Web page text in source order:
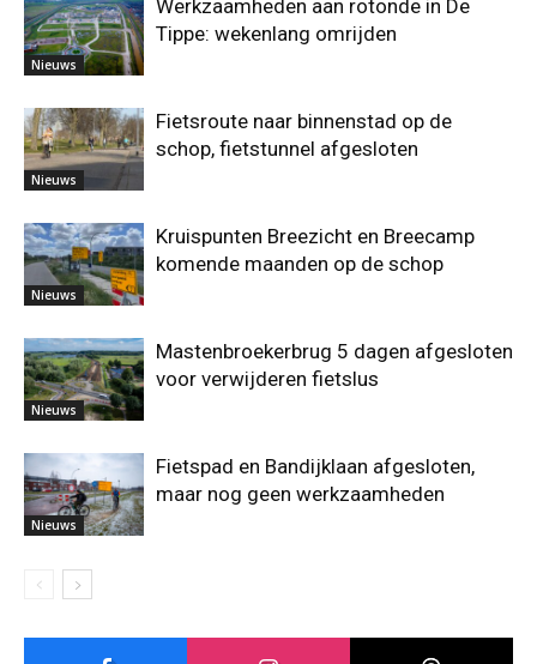
Nieuws
Werkzaamheden aan rotonde in De
Tippe: wekenlang omrijden
Nieuws
Fietsroute naar binnenstad op de
schop, fietstunnel afgesloten
Nieuws
Kruispunten Breezicht en Breecamp
komende maanden op de schop
Nieuws
Mastenbroekerbrug 5 dagen afgesloten
voor verwijderen fietslus
Nieuws
Fietspad en Bandijklaan afgesloten,
maar nog geen werkzaamheden